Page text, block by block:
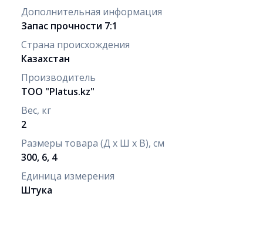
Дополнительная информация
Запас прочности 7:1
Страна происхождения
Казахстан
Производитель
ТОО "Рlatus.kz"
Вес, кг
2
Размеры товара (Д х Ш х В), см
300, 6, 4
Единица измерения
Штука